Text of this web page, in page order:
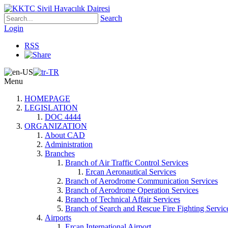
Search
Login
RSS
Menu
HOMEPAGE
LEGISLATION
DOC 4444
ORGANIZATION
About CAD
Administration
Branches
Branch of Air Traffic Control Services
Ercan Aeronautical Services
Branch of Aerodrome Communication Services
Branch of Aerodrome Operation Services
Branch of Technical Affair Services
Branch of Search and Rescue Fire Fighting
Airports